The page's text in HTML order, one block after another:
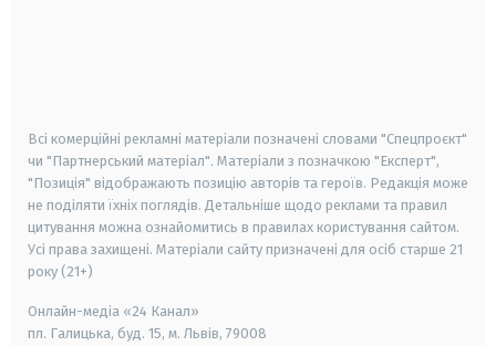
Всі комерційні рекламні матеріали позначені словами "Спецпроєкт"
чи "Партнерський матеріал". Матеріали з позначкою "Експерт",
"Позиція" відображають позицію авторів та героїв. Редакція може
не поділяти їхніх поглядів. Детальніше щодо реклами та правил
цитування можна ознайомитись в правилах користування сайтом.
Усі права захищені. Матеріали сайту призначені для осіб старше 21
року (21+)
Онлайн-медіа «24 Канал»
пл. Галицька, буд. 15, м. Львів, 79008